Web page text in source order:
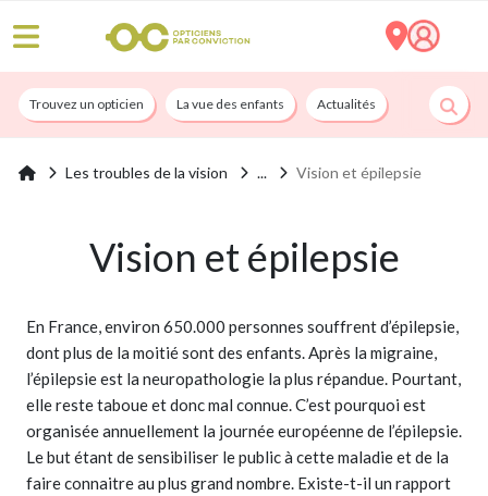
Trouvez un opticien La vue des enfants Actualités Nos services
Les troubles de la vision Vision et épilepsie
Vision et épilepsie
En France, environ 650.000 personnes souffrent d’épilepsie,
dont plus de la moitié sont des enfants. Après la migraine,
l’épilepsie est la neuropathologie la plus répandue. Pourtant,
elle reste taboue et donc mal connue. C’est pourquoi est
organisée annuellement la journée européenne de l’épilepsie.
Le but étant de sensibiliser le public à cette maladie et de la
faire connaitre au plus grand nombre. Existe-t-il un rapport